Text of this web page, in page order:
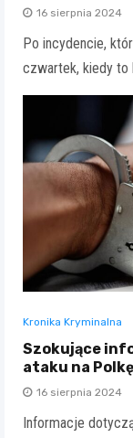
16 sierpnia 2024
Po incydencie,
czwartek, kiedy to
Kronika Kryminalna
Szokujące
ataku na
16 sierpnia 2024
Informacje